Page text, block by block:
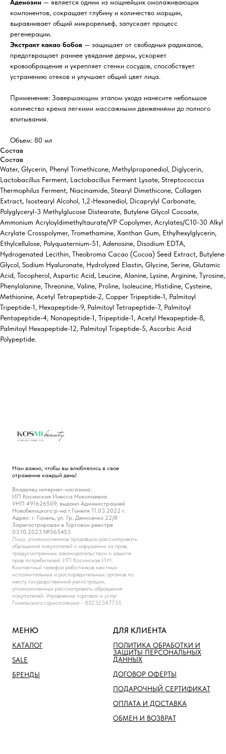
Аденозин — является одним из мощнейших омолаживающих
компонентов, сокращает глубину и количество морщин,
выравнивает общий микрорельеф, запускает процесс
регенерации.
Экстракт какао бобов — защищает от свободных радикалов,
предотвращает раннее увядание дермы, ускоряет
кровообращение и укрепляет стенки сосудов, способствует
устранению отеков и улучшает общий цвет лица.
Применение: Завершающим этапом ухода нанесите небольшое
количество крема легкими массажными движениями до полного
впитывания.
Объем: 80 мл
Состав
Состав
Water, Glycerin, Phenyl Trimethicone, Methylpropanediol, Diglycerin,
Lactobacillus Ferment, Lactobacillus Ferment Lysate, Streptococcus
Thermophilus Ferment, Niacinamide, Stearyl Dimethicone, Collagen
Extract, Isostearyl Alcohol, 1,2-Hexanediol, Dicaprylyl Carbonate,
Polyglyceryl-3 Methylglucose Distearate, Butylene Glycol Cocoate,
Ammonium Acryloyldimethyltaurate/VP Copolymer, Acrylates/C10-30 Alkyl
Acrylate Crosspolymer, Tromethamine, Xanthan Gum, Ethylhexylglycerin,
Ethylcellulose, Polyquaternium-51, Adenosine, Disodium EDTA,
Hydrogenated Lecithin, Theobroma Cacao (Cocoa) Seed Extract, Butylene
Glycol, Sodium Hyaluronate, Hydrolyzed Elastin, Glycine, Serine, Glutamic
Acid, Tocopherol, Aspartic Acid, Leucine, Alanine, Lysine, Arginine, Tyrosine,
Phenylalanine, Threonine, Valine, Proline, Isoleucine, Histidine, Cysteine,
Methionine, Acetyl Tetrapeptide-2, Copper Tripeptide-1, Palmitoyl
Tripeptide-1, Hexapeptide-9, Palmitoyl Tetrapeptide-7, Palmitoyl
Pentapeptide-4, Nonapeptide-1, Tripeptide-1, Acetyl Hexapeptide-8,
Palmitoyl Hexapeptide-12, Palmitoyl Tripeptide-5, Ascorbic Acid
Polypeptide.
Нам важно, чтобы вы влюблялись в свое
отражение каждый день!
Владелец интернет-магазина:
ИП Косинская Инесса Николаевна
УНП 491626509, выдано Администрацией
Новобелицкого р-на г.Гомеля 11.03.2022 г.
Адрес: г. Гомель, ул. Гр. Денисенко 22/8
Зарегистрирован в Торговом реестре
03.10.2023 №565453
Лицо, уполномоченное продавцом рассматривать
обращения покупателей о нарушении их прав,
предусмотренных законодательством о защите
прав потребителей: ИП Косинская И.Н.
Контактный телефон работников местных
исполнительных и распорядительных органов по
месту государственной регистрации,
уполномоченных рассматривать обращения
покупателей: Управление торговли и услуг
Гомельского горисполкома - 80232347735
МЕНЮ
КАТАЛОГ
SALE
БРЕНДЫ
ДЛЯ КЛИЕНТА
ПОЛИТИКА ОБРАБОТКИ И
ЗАЩИТЫ ПЕРСОНАЛЬНЫХ
ДАННЫХ
ДОГОВОР ОФЕРТЫ
ПОДАРОЧНЫЙ СЕРТИФИКАТ
ОПЛАТА И ДОСТАВКА
ОБМЕН И ВОЗВРАТ